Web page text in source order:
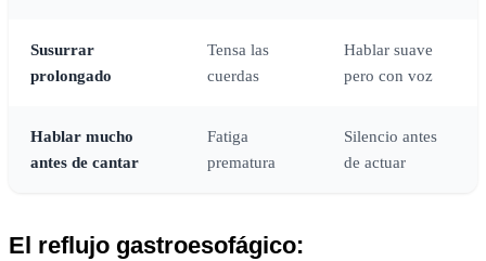
Susurrar
prolongado
Tensa las
cuerdas
Hablar suave
pero con voz
Hablar mucho
antes de cantar
Fatiga
prematura
Silencio antes
de actuar
El reflujo gastroesofágico: